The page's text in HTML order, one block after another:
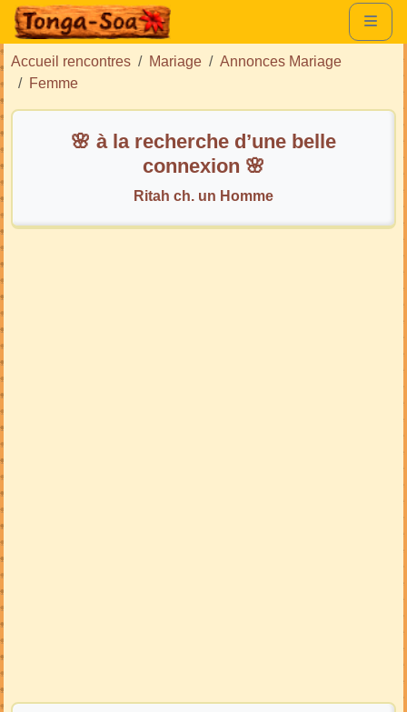
Accueil rencontres Mariage
Annonces Mariage
Femme
🌸 à la recherche d’une belle
connexion 🌸
Ritah ch. un Homme